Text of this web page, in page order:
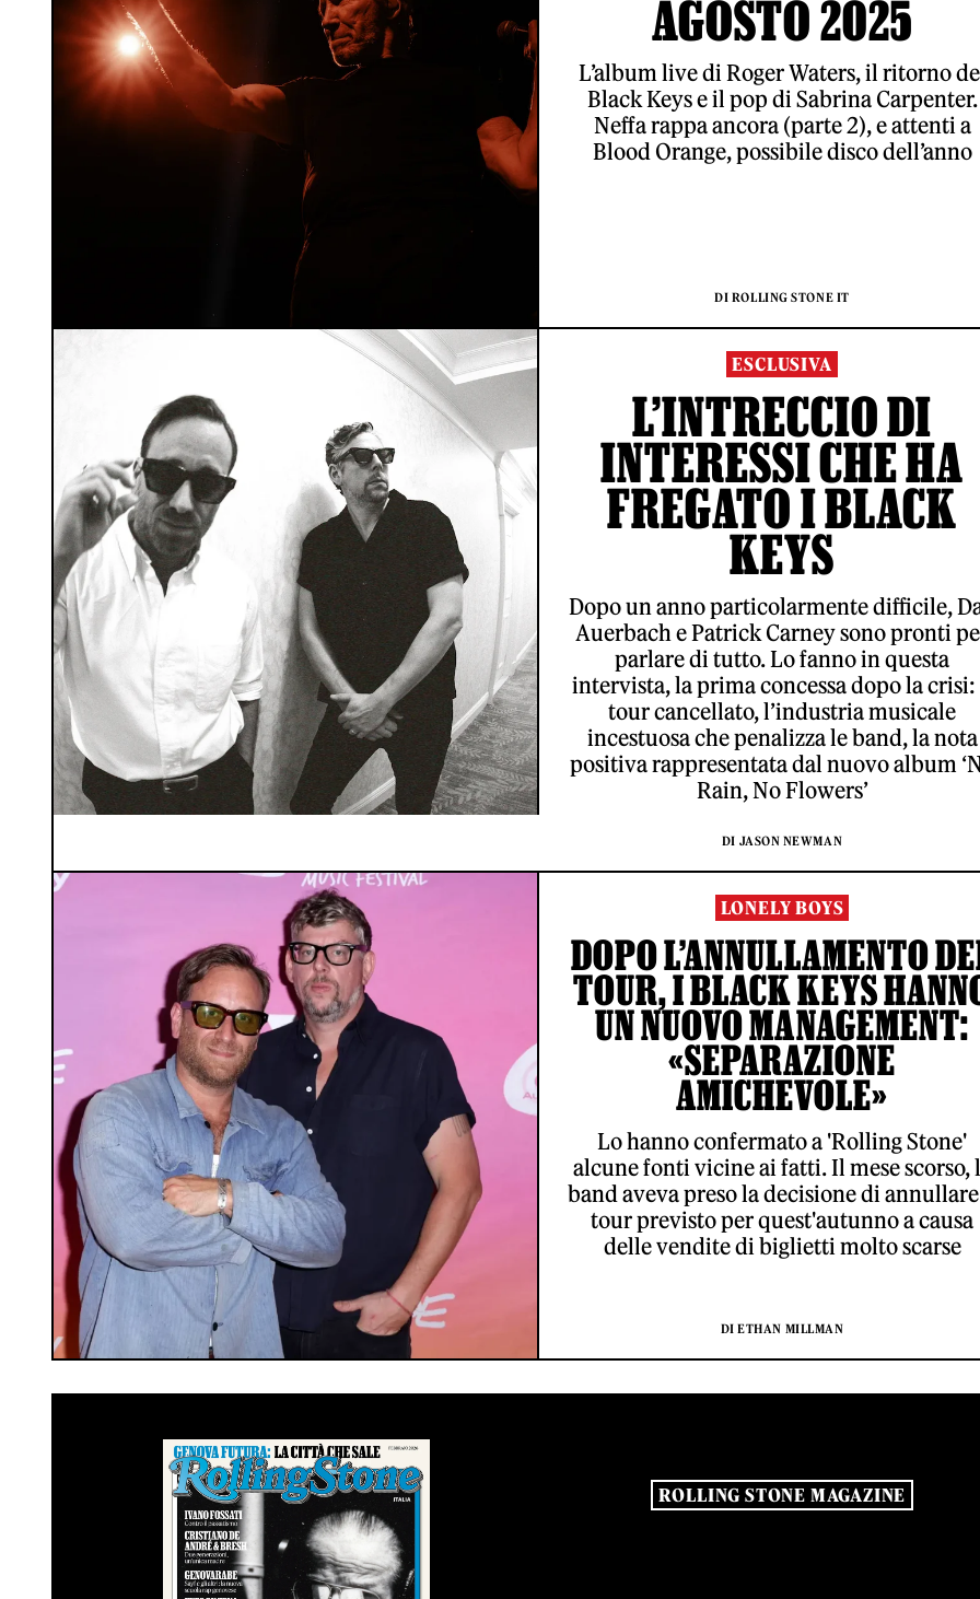
AGOSTO 2025
L’album live di Roger Waters, il ritorno
Black Keys e il pop di Sabrina Carpenter.
Neffa rappa ancora (parte 2), e attenti a
Blood Orange, possibile disco dell’anno
DI ROLLING STONE IT
ESCLUSIVA
L’INTRECCIO DI
INTERESSI CHE HA
FREGATO I BLACK
KEYS
Dopo un anno particolarmente difficile,
Auerbach e Patrick Carney sono pronti
parlare di tutto. Lo fanno in questa
intervista, la prima concessa dopo la
tour cancellato, l’industria musicale
incestuosa che penalizza le band, la nota
positiva rappresentata dal nuovo album
Rain, No Flowers’
DI JASON NEWMAN
LONELY BOYS
DOPO L’ANNULLAMENTO
TOUR, I BLACK KEYS
UN NUOVO MANAGEMENT:
«SEPARAZIONE
AMICHEVOLE»
Lo hanno confermato a 'Rolling Stone'
alcune fonti vicine ai fatti. Il mese scorso,
band aveva preso la decisione di
tour previsto per quest'autunno a causa
delle vendite di biglietti molto scarse
DI ETHAN MILLMAN
ROLLING STONE MAGAZINE